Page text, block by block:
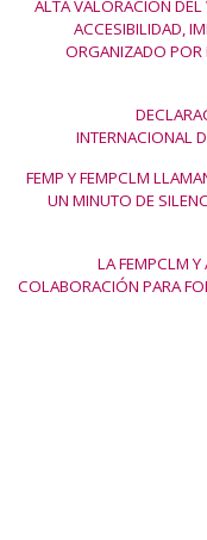
ALTA VALORACIÓN DEL
ACCESIBILIDAD,
ORGANIZADO POR
INTERNACIONAL
FEMP Y FEMPCLM
UN MINUTO DE
LA FEMPCLM
COLABORACIÓN PARA